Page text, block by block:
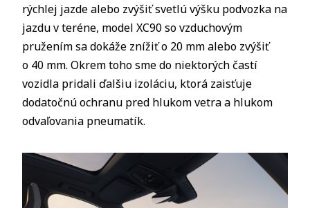
rýchlej jazde alebo zvýšiť svetlú výšku podvozka na
jazdu v teréne, model XC90 so vzduchovým
pružením sa dokáže znížiť o 20 mm alebo zvýšiť
o 40 mm. Okrem toho sme do niektorých častí
vozidla pridali ďalšiu izoláciu, ktorá zaisťuje
dodatočnú ochranu pred hlukom vetra a hlukom
odvaľovania pneumatík.